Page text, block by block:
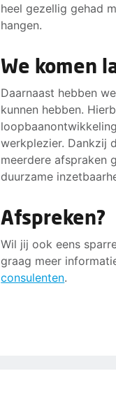
heel gezellig gehad
hangen.
We komen
Daarnaast hebben
kunnen hebben.
werkplezier. Dankzij
meerdere afspraken
duurzame
Afspreken?
Wil jij ook eens
graag meer
consulenten.